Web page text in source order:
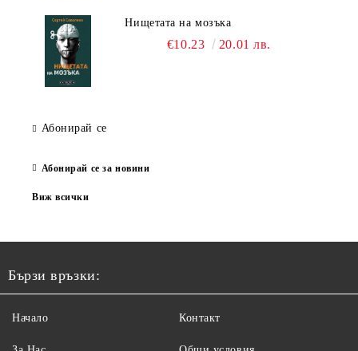
Нищетата на мозъка
€10.23 20.01 лв.
Абонирай се
Абонирай се за новини
Виж всички
Бързи връзки:
Начало Контакт